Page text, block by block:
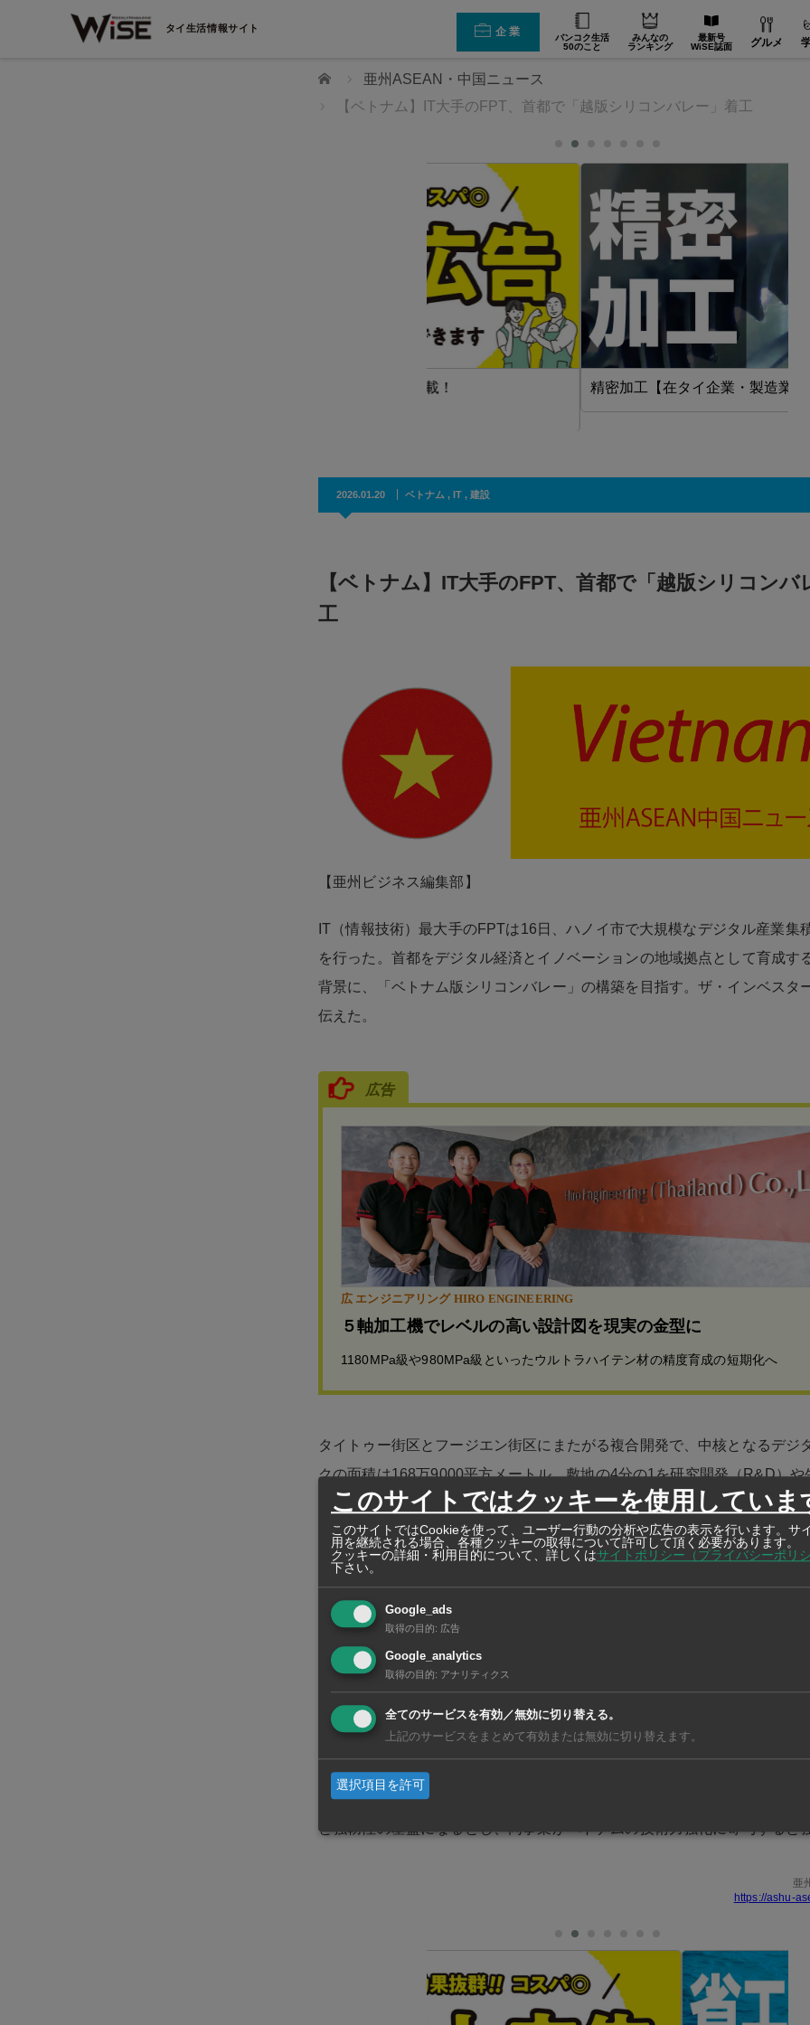
タイ生活情報サイト 企業
バンコク生活
50のこと
みんなの
ランキング
最新号
WiSE誌面
グルメ
ホーム
亜州ASEAN・中国ニュース
【ベトナム】IT大手のFPT、首都で「越版シリコンバレー」着工
精密加工【在タイ企業・製造業】
2026.01.20 ベトナム , IT , 建設
【ベトナム】IT大手のFPT、首都で「越版シリコンバ
工
【亜州ビジネス編集部】
IT（情報技術）最大手のFPTは16日、ハノイ市で大規模なデジタル産業集
を行った。首都をデジタル経済とイノベーションの地域拠点として育成す
背景に、「ベトナム版シリコンバレー」の構築を目指す。ザ・インベスタ
伝えた。
広告
広 エンジニアリング HIRO ENGINEERING
５軸加工機でレベルの高い設計図を現実の金型に
1180MPa級や980MPa級といったウルトラハイテン材の精度育成の短期化へ
タイトゥー街区とフージエン街区にまたがる複合開発で、中核となるデジ
クの面積は168万9000平方メートル。敷地の4分の1を研究開発（R&D）や
リアに充てる。ソフトウエアやデジタルプラットフォーム、データサービ
知能）、ビッグデータ、IoT（モノのインターネット）、ブロックチェー
帳）、メタバース（仮想空間）関連分野などの集積を想定している。
パーク内には、大学や研究機関、企業を結ぶ研修施設や技術インキュベー
整備する。残るエリアはオープンパークとして、内部交通インフラや駐車
辺空間を配置。「働く・学ぶ・暮らす」環境の質向上を図る。建設期間は
で、一部施設は来年にも稼働を開始する。
全面稼働後は、技術者や関連人材ら約6万人を受け入れる見通し。事業ス
が都市計画や制度設計、監督を担い、FPTが資金調達、開発、運営を手掛
でFPTのチュオン・ザー・ビン会長は、技術は成長の原動力にとどまらず
と強靱性の基盤になるとし、同事業がベトナムの技術力強化に寄与すると
亜
https://ashu-
このサイトではクッキーを使用していま
このサイトではCookieを使って、ユーザー行動の分析や広告の表示を行います。サ
用を継続される場合、各種クッキーの取得について許可して頂く必要があります。
クッキーの詳細・利用目的について、詳しくはサイトポリシー（プライバシーポリ
下さい。
Google_ads
取得の目的: 広告
Google_analytics
取得の目的: アナリティクス
全てのサービスを有効／無効に切り替える。
上記のサービスをまとめて有効または無効に切り替えます。
選択項目を許可